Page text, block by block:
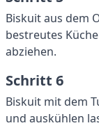
Biskuit aus dem
bestreutes
abziehen.
Schritt 6
Biskuit mit dem
und auskühlen